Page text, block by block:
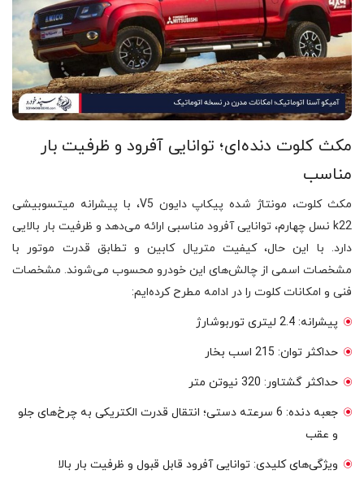
مکث کلوت دنده‌ای؛ توانایی آفرود و ظرفیت بار
مناسب
مکث کلوت، مونتاژ شده پیکاپ دایون V5، با پیشرانه میتسوبیشی
k22 نسل چهارم، توانایی آفرود مناسبی ارائه می‌دهد و ظرفیت بار بالایی
دارد. با این حال، کیفیت متریال کابین و تطابق قدرت موتور با
مشخصات اسمی از چالش‌های این خودرو محسوب می‌شوند. مشخصات
فنی و امکانات کلوت را در ادامه مطرح کرده‌ایم:
پیشرانه: 2.4 لیتری توربوشارژ
حداکثر توان: 215 اسب بخار
حداکثر گشتاور: 320 نیوتن متر
جعبه دنده: 6 سرعته دستی؛ انتقال قدرت الکتریکی به چرخ‌های جلو
و عقب
ویژگی‌های کلیدی: توانایی آفرود قابل قبول و ظرفیت بار بالا